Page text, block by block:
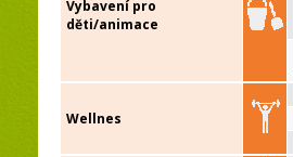
Vybavení pro
děti/animace
Wellnes